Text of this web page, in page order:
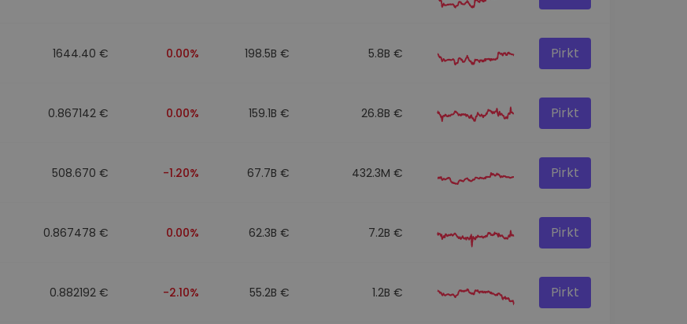
1644.40 € 0.00% 198.5B € 5.8B € Pirkt
0.867142 € 0.00% 159.1B € 26.8B € Pirkt
508.670 € -1.20% 67.7B € 432.3M € Pirkt
0.867478 € 0.00% 62.3B € 7.2B € Pirkt
0.882192 € -2.10% 55.2B € 1.2B € Pirkt